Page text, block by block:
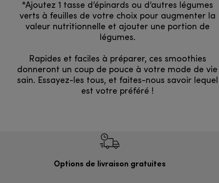
*Ajoutez 1 tasse d’épinards ou d’autres légumes
verts à feuilles de votre choix pour augmenter la
valeur nutritionnelle et ajouter une portion de
légumes.
Rapides et faciles à préparer, ces smoothies
donneront un coup de pouce à votre mode de vie
sain. Essayez-les tous, et faites-nous savoir lequel
est votre préféré !
Options de livraison gratuites